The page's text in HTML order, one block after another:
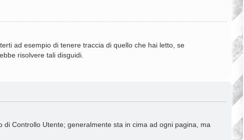
ad esempio di tenere traccia di quello che hai letto, se
risolvere tali disguidi.
Controllo Utente; generalmente sta in cima ad ogni pagina, ma